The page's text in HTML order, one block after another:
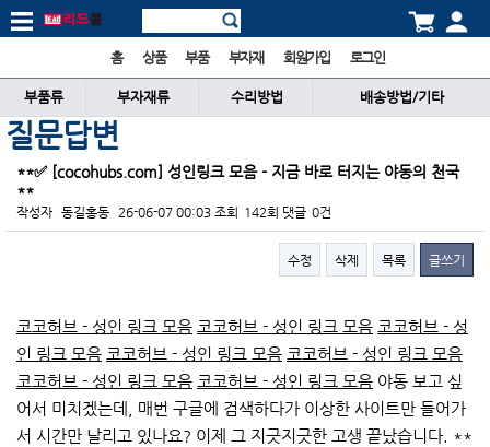
홈 상품 부품 부자재 회원가입 로그인
부품류 부자재류 수리방법 배송방법/기타
질문답변
**✅ [cocohubs.com] 성인링크 모음 - 지금 바로 터지는 야동의 천국
**
작성자 동길홍동 26-06-07 00:03 조회 142회 댓글 0건
수정 삭제 목록 글쓰기
코코허브 - 성인 링크 모음 코코허브 - 성인 링크 모음 코코허브 - 성
인 링크 모음 코코허브 - 성인 링크 모음 코코허브 - 성인 링크 모음
코코허브 - 성인 링크 모음 코코허브 - 성인 링크 모음 야동 보고 싶
어서 미치겠는데, 매번 구글에 검색하다가 이상한 사이트만 들어가
서 시간만 날리고 있나요? 이제 그 지긋지긋한 고생 끝났습니다. **